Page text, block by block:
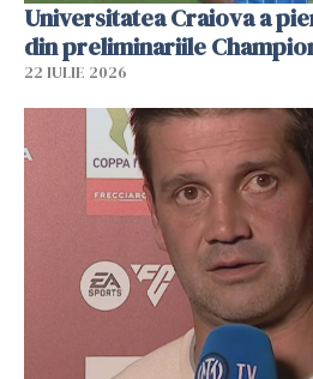
Universitatea Craiova a
din preliminariile
22 IULIE 2026